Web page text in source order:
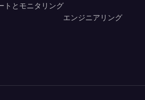
トとモニタリング
エンジニアリング